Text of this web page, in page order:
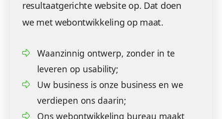
resultaatgerichte website op. Dat doen
we met webontwikkeling op maat.
Waanzinnig ontwerp, zonder in te
leveren op usability;
Uw business is onze business en we
verdiepen ons daarin;
Ons webontwikkeling bureau maakt